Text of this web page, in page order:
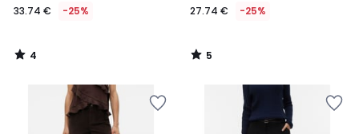
33.74 € -25%
4
/
27.74 € -25%
5
/